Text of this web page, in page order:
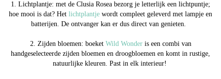
1. Lichtplantje: met de Clusia Rosea bezorg je letterlijk een lichtpuntje;
hoe mooi is dat? Het lichtplantje wordt compleet geleverd met lampje en
batterijen. De ontvanger kan er dus direct van genieten.
2. Zijden bloemen: boeket Wild Wonderis een combi van
handgeselecteerde zijden bloemen en droogbloemen en komt in rustige,
natuurlijke kleuren. Past in elk interieur!